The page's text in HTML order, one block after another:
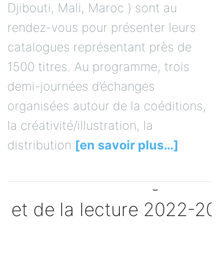
Djibouti, Mali, Maroc ) sont au
rendez-vous pour présenter leurs
catalogues représentant près de
1500 titres. Au programme, trois
demi-journées d’échanges
organisées autour de la coéditions,
la créativité/illustration, la
distribution [en savoir plus…]